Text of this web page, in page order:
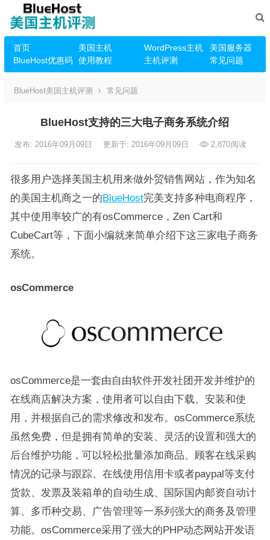
首页 美国主机 WordPress主机
美国服务器
BlueHost优惠码
使用教程 主机评测 常见问题
BlueHost美国主机评测 常见问题
BlueHost支持的三大电子商务系统介绍
发布: 2016年09月09日 更新于: 2016年09月09日 2,870阅读
很多用户选择美国主机用来做外贸销售网站，作为知名
的美国主机商之一的BlueHost完美支持多种电商程序，
其中使用率较广的有osCommerce，Zen Cart和
CubeCart等，下面小编就来简单介绍下这三家电子商务
系统。
osCommerce
osCommerce是一套由自由软件开发社团开发并维护的
在线商店解决方案，使用者可以自由下载、安装和使
用，并根据自己的需求修改和发布。osCommerce系统
虽然免费，但是拥有简单的安装、灵活的设置和强大的
后台维护功能，可以轻松批量添加商品、顾客在线采购
情况的记录与跟踪、在线使用信用卡或者paypal等支付
货款、发票及装箱单的自动生成、国际国内邮资自动计
算、多币种交易、广告管理等一系列强大的商务及管理
功能。osCommerce采用了强大的PHP动态网站开发语